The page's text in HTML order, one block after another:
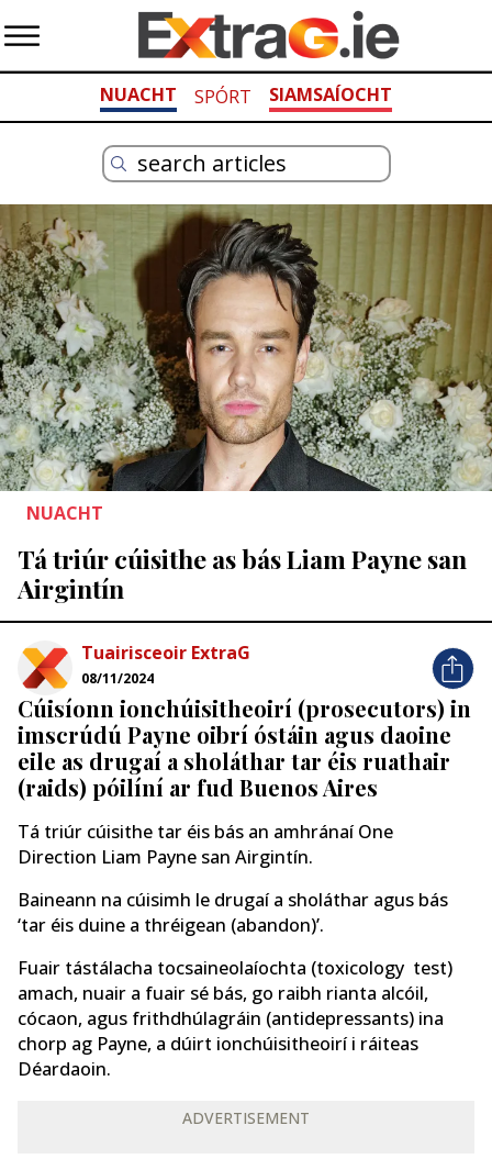
NUACHT SPÓRT SIAMSAÍOCHT
NUACHT
Tá triúr cúisithe as bás Liam Payne san
Airgintín
Tuairisceoir ExtraG
08/11/2024
Cúisíonn ionchúisitheoirí (prosecutors) in
imscrúdú Payne oibrí óstáin agus daoine
eile as drugaí a sholáthar tar éis ruathair
(raids) póilíní ar fud Buenos Aires
Tá triúr cúisithe tar éis bás an amhránaí One
Direction Liam Payne san Airgintín.
Baineann na cúisimh le drugaí a sholáthar agus bás
‘tar éis duine a thréigean (abandon)’.
Fuair ​​​​tástálacha tocsaineolaíochta (toxicology test)
amach, nuair a fuair sé bás, go raibh rianta alcóil,
cócaon, agus frithdhúlagráin (antidepressants) ina
chorp ag Payne, a dúirt ionchúisitheoirí i ráiteas
Déardaoin.
ADVERTISEMENT